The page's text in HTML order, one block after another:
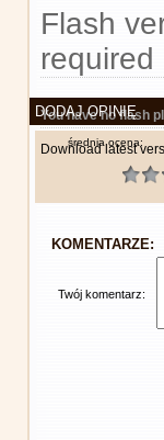
Flash
required
You have no flash
Download latest
DODAJ OPINIĘ
średnia ocena:
KOMENTARZE:
Twój komentarz: